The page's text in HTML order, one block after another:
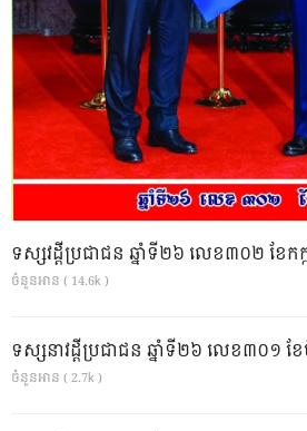
ទស្សវដ្តីប្រជាជន ឆ្នាំទី២៦ លេខ៣០២ ខែកក្
ចំនួនអាន ( 14.6k )
ទស្សនាវដ្ដីប្រជាជន ឆ្នាំទី២៦ លេខ៣០១ ខ
ចំនួនអាន ( 2.7k )